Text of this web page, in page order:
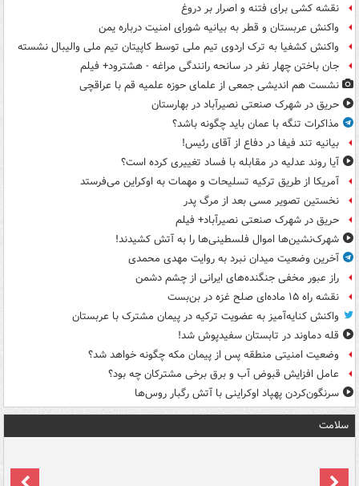
نقشه کشی برای فتنه و اصرار بر دروغ
واکنش عربستان و قطر به بیانیه شورای امنیت درباره یمن
واکنش کشفیا به ترک اردوی تیم ملی توسط کاپیتان تیم ملی والیبال نشسته
جان باختن چهار نفر در سانحه رانندگی مراغه - هشترود+ فیلم
نشست هم اندیشی جمعی از علمای حوزه علمیه قم با عراقچی
حریق در شهرک صنعتی نصیرآباد در بهارستان
مذاکرات تنگه با عمان باید چگونه باشد؟
بیانیه تند فیفا در دفاع از آقای رئیس!
آیا روند عدلیه در مقابله با فساد تغییری کرده است؟
آمریکا از طریق ترکیه تسلیحات و مهمات به اوکراین می‌فرستد
نخستین تصویر مسی بعد از مرگ پدر
حریق در شهرک صنعتی نصیرآباد+ فیلم
شهرک‌نشین‌ها اموال فلسطینی‌ها را به آتش کشیدند!
آخرین وضعیت میدان نبرد به روایت مهدی محمدی
راز عبور مخفی جنگنده‌های ایرانی از چشم دشمن
نقشه راه ۱۵ ماده‌ای صلح غزه در بن‌بست
واکنش کنایه‌آمیز به عضویت ترکیه در پیمان مشترک با عربستان
قله دماوند در تابستان سفیدپوش شد!
وضعیت امنیتی منطقه پس از پیمان مکه چگونه خواهد شد؟
عامل افزایش قبوض آب و برق برخی مشترکان چه بود؟
سرنگون‌کردن پهپاد اوکراینی با آتش رگبار روس‌ها
سلامت